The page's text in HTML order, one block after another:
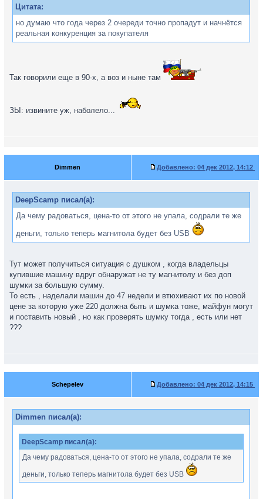
Цитата:
но думаю что года через 2 очереди точно пропадут и начнётся
реальная конкуренция за покупателя
Так говорили еще в 90-х, а воз и ныне там
ЗЫ: извините уж, наболело...
Dimmen Добавлено: 04 дек 2012, 14:12
DeepScamp писал(а):
Да чему радоваться, цена-то от этого не упала, содрали те же
деньги, только теперь магнитола будет без USB
Тут может получиться ситуация с душком , когда владельцы
купившие машину вдруг обнаружат не ту магнитолу и без доп
шумки за большую сумму.
То есть , наделали машин до 47 недели и втюхивают их по новой
цене за которую уже 220 должна быть и шумка тоже, майфун могут
и поставить новый , но как проверять шумку тогда , есть или нет
???
Schepelev Добавлено: 04 дек 2012, 14:15
Dimmen писал(а):
DeepScamp писал(а):
Да чему радоваться, цена-то от этого не упала, содрали те же
деньги, только теперь магнитола будет без USB